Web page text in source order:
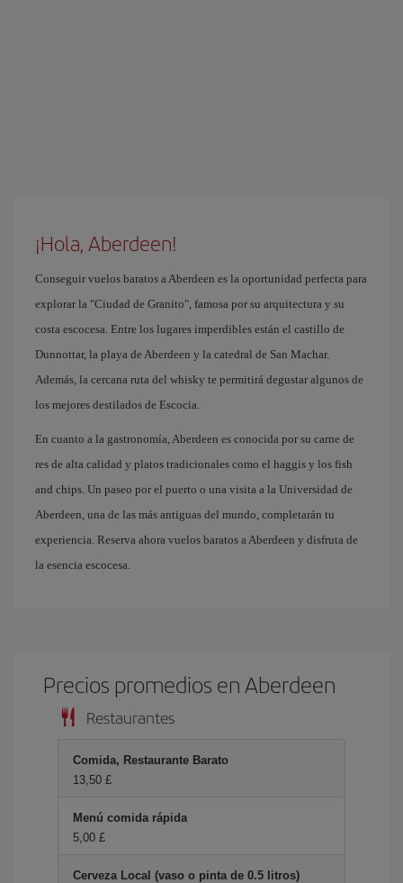
¡Hola, Aberdeen!
Conseguir vuelos baratos a Aberdeen es la oportunidad perfecta para
explorar la "Ciudad de Granito", famosa por su arquitectura y su
costa escocesa. Entre los lugares imperdibles están el castillo de
Dunnottar, la playa de Aberdeen y la catedral de San Machar.
Además, la cercana ruta del whisky te permitirá degustar algunos de
los mejores destilados de Escocia.
En cuanto a la gastronomía, Aberdeen es conocida por su carne de
res de alta calidad y platos tradicionales como el haggis y los fish
and chips. Un paseo por el puerto o una visita a la Universidad de
Aberdeen, una de las más antiguas del mundo, completarán tu
experiencia. Reserva ahora vuelos baratos a Aberdeen y disfruta de
la esencia escocesa.
Precios promedios en Aberdeen
Restaurantes
Comida, Restaurante Barato
13,50 £
Menú comida rápida
5,00 £
Cerveza Local (vaso o pinta de 0.5 litros)